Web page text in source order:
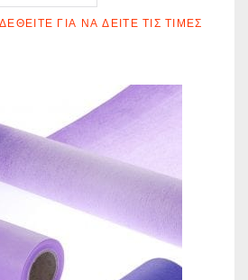
ΓΙΑ ΝΑ ΔΕΊΤΕ ΤΙΣ ΤΙΜΈΣ